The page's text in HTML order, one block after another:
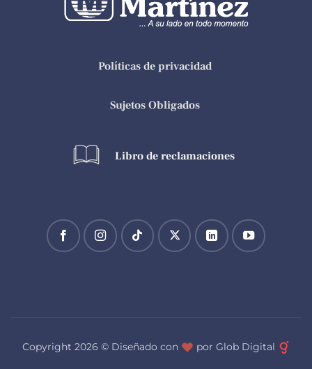
Políticas de privacidad
Sujetos Obligados
Libro de reclamaciones
Copyright 2026 © Diseñado con por Glob Digital